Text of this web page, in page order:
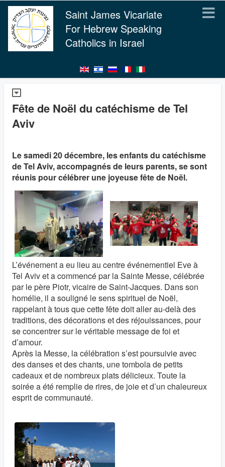
Saint James Vicariate
For Hebrew Speaking
Catholics in Israel
Fête de Noël du catéchisme de Tel
Aviv
Le samedi 20 décembre, les enfants du catéchisme
de Tel Aviv, accompagnés de leurs parents, se sont
réunis pour célébrer une joyeuse fête de Noël.
L’événement a eu lieu au centre événementiel Eve à
Tel Aviv et a commencé par la Sainte Messe, célébrée
par le père Piotr, vicaire de Saint-Jacques. Dans son
homélie, il a souligné le sens spirituel de Noël,
rappelant à tous que cette fête doit aller au-delà des
traditions, des décorations et des réjouissances, pour
se concentrer sur le véritable message de foi et
d’amour.
Après la Messe, la célébration s’est poursuivie avec
des danses et des chants, une tombola de petits
cadeaux et de nombreux plats délicieux. Toute la
soirée a été remplie de rires, de joie et d’un chaleureux
esprit de communauté.